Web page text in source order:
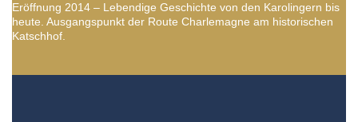
Eröffnung 2014 – Lebendige Geschichte von den Karolingern bis
heute. Ausgangspunkt der Route Charlemagne am historischen
Katschhof.